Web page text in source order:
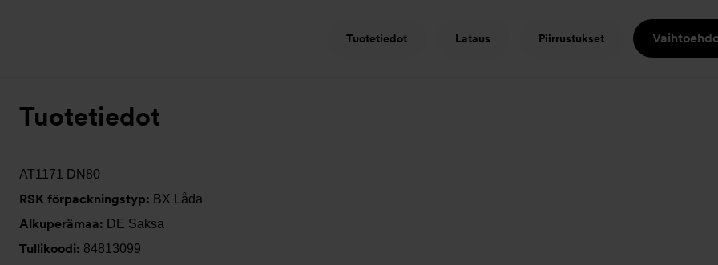
Tuotetiedot Lataus Piirrustukset
Tuotetiedot
AT1171 DN80
RSK förpackningstyp: BX Låda
Alkuperämaa: DE Saksa
Tullikoodi: 84813099